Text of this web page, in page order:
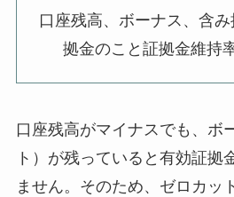
口座残高、ボーナス、含
拠金のこと証拠金維持
口座残高がマイナスでも、ボ
ト）が残っていると有効証拠
ません。そのため、ゼロカッ